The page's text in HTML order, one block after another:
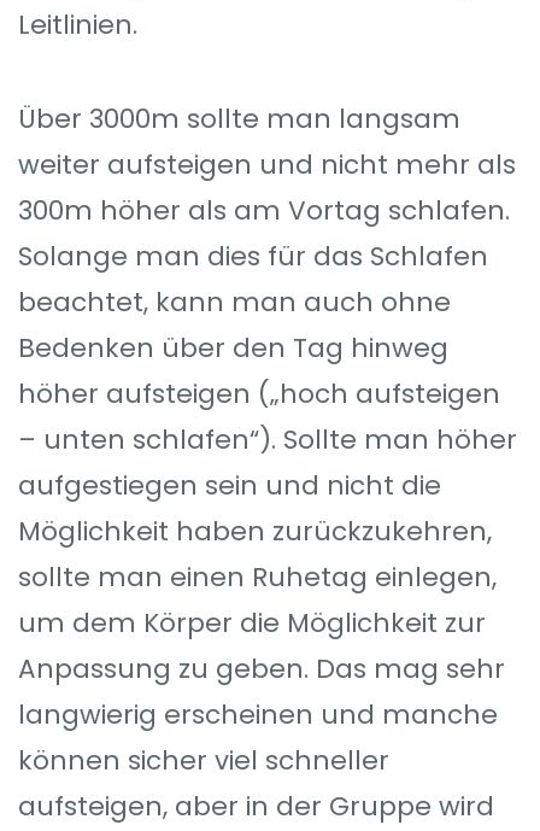
Leitlinien.
Über 3000m sollte man langsam
weiter aufsteigen und nicht mehr als
300m höher als am Vortag schlafen.
Solange man dies für das Schlafen
beachtet, kann man auch ohne
Bedenken über den Tag hinweg
höher aufsteigen („hoch aufsteigen
– unten schlafen“). Sollte man höher
aufgestiegen sein und nicht die
Möglichkeit haben zurückzukehren,
sollte man einen Ruhetag einlegen,
um dem Körper die Möglichkeit zur
Anpassung zu geben. Das mag sehr
langwierig erscheinen und manche
können sicher viel schneller
aufsteigen, aber in der Gruppe wird